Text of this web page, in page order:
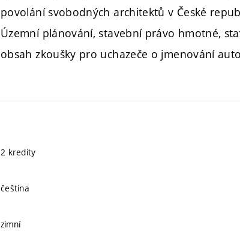
povolání svobodných architektů v České
Územní plánování, stavební právo hmotné,
obsah zkoušky pro uchazeče o jmenování
2 kredity
čeština
zimní